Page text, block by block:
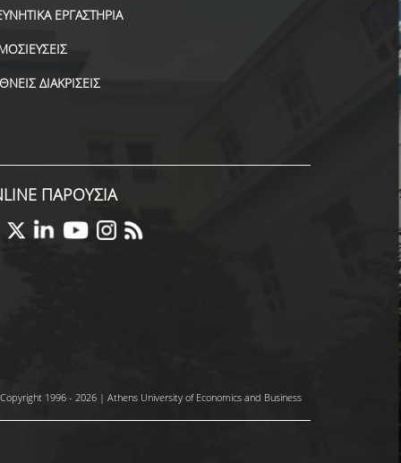
ΕΡΓΑΣΤΗΡΙΑ
ΔΙΑΚΡΙΣΕΙΣ
ΠΑΡΟΥΣΙΑ
1996 - 2026 | Athens University of Economics and Business